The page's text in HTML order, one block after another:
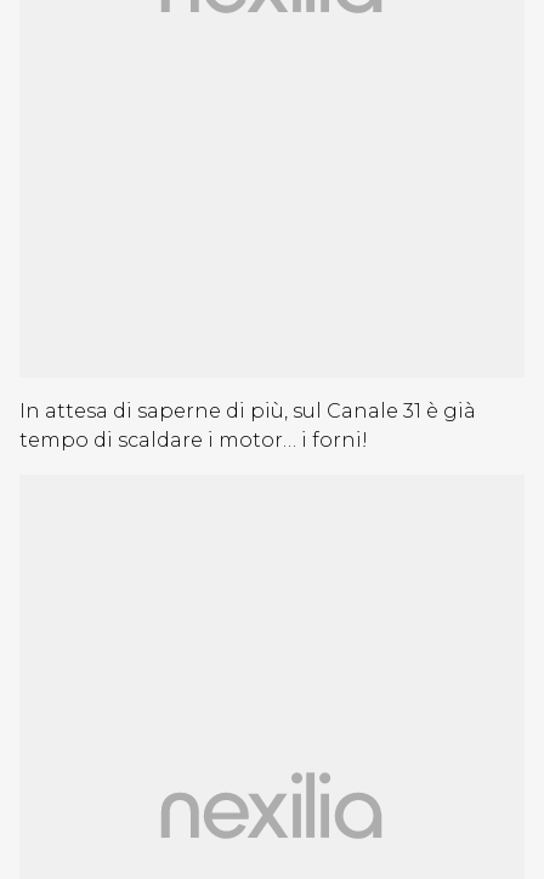
In attesa di saperne di più, sul Canale 31 è già
tempo di scaldare i motor… i forni!